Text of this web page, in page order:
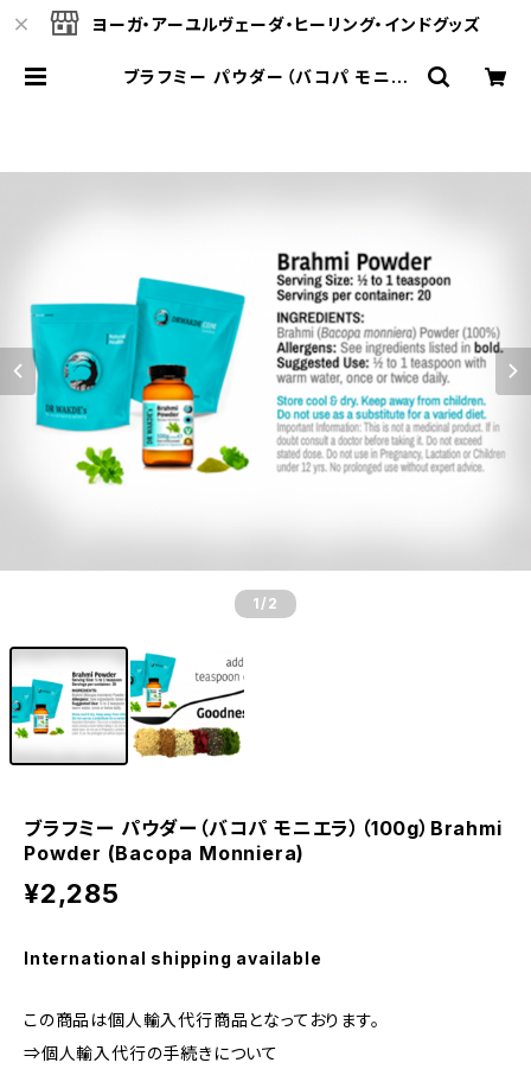
ヨーガ・アーユルヴェーダ・ヒーリング・インドグッズ
ブラフミー パウダー（バコパ モニエ
1 /2
ブラフミー パウダー（バコパ モニエラ）（100g）Brahmi
Powder (Bacopa Monniera)
¥2,285
International shipping available
この商品は個人輸入代行商品となっております。
⇒個人輸入代行の手続きについて